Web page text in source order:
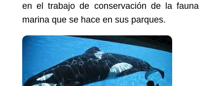
en el trabajo de conservación de la fauna
marina que se hace en sus parques.